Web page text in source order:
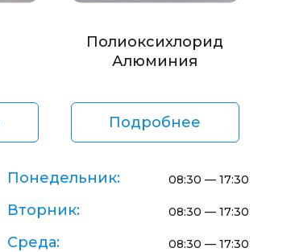
Полиоксихлорид
Алюминия
Подробнее
Понедельник: 08:30 — 17:30
Вторник: 08:30 — 17:30
Среда: 08:30 — 17:30